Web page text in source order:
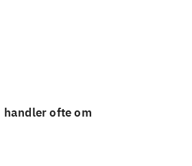
handler ofte om